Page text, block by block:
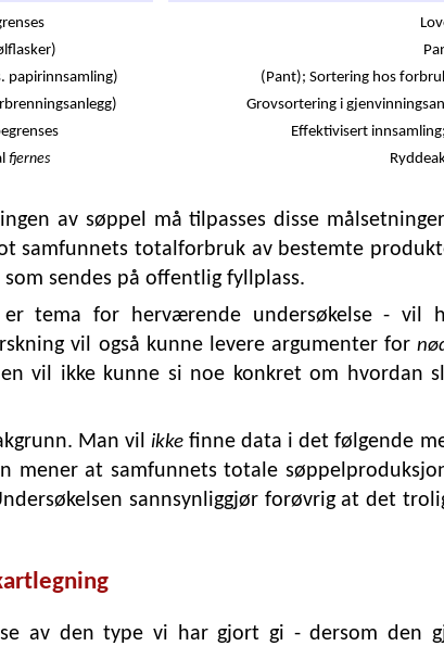
papirinnsamling)
(Pant); Sortering hos
Grovsortering i
Effektivisert
fjernes
av søppel må tilpasses disse
samfunnets totalforbruk av bestemte
sendes på offentlig fyllplass.
tema for herværende undersøkelse - vil
vil også kunne levere argumenter for
vil ikke kunne si noe konkret om hvordan
Man vil ikkefinne data i det følgende
mener at samfunnets totale
sannsynliggjør forøvrig at det
av den type vi har gjort gi - dersom den